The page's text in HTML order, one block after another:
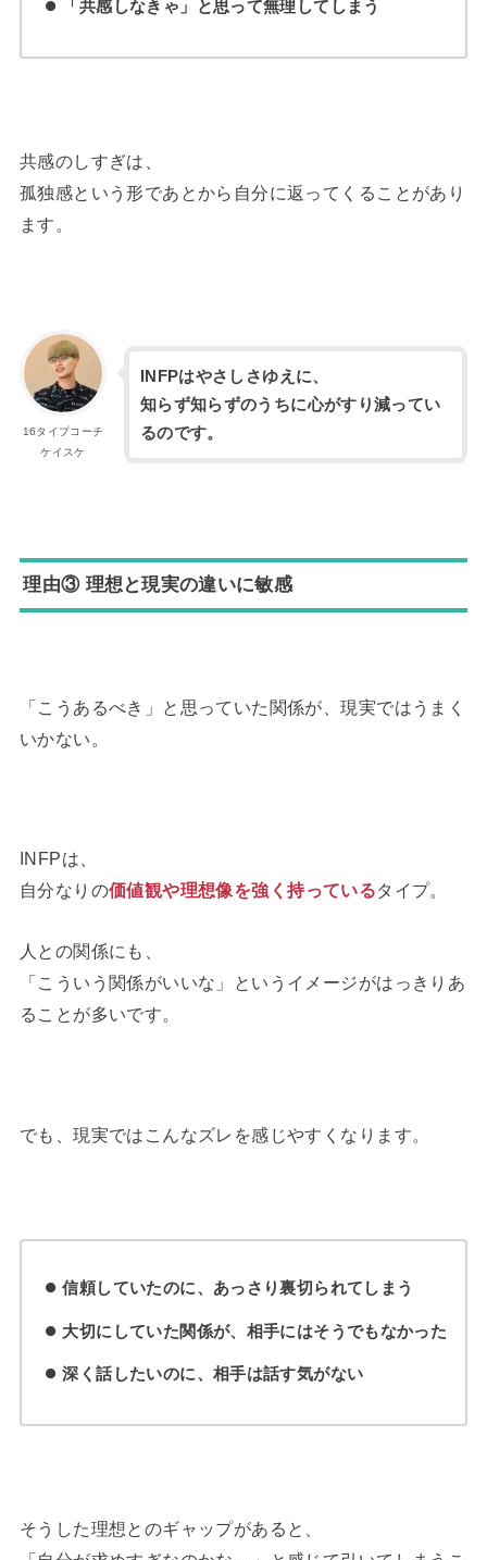
「共感しなきゃ」と思って無理してしまう
共感のしすぎは、
孤独感という形であとから自分に返ってくることがあり
ます。
16タイプコーチ
ケイスケ
INFPはやさしさゆえに、
知らず知らずのうちに心がすり減ってい
るのです。
理由③ 理想と現実の違いに敏感
「こうあるべき」と思っていた関係が、現実ではうまく
いかない。
INFPは、
自分なりの価値観や理想像を強く持っているタイプ。
人との関係にも、
「こういう関係がいいな」というイメージがはっきりあ
ることが多いです。
でも、現実ではこんなズレを感じやすくなります。
信頼していたのに、あっさり裏切られてしまう
大切にしていた関係が、相手にはそうでもなかった
深く話したいのに、相手は話す気がない
そうした理想とのギャップがあると、